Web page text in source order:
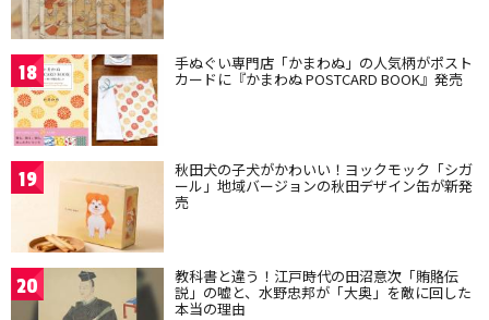
18 手ぬぐい専門店「かまわぬ」の人気柄がポスト
カードに『かまわぬ POSTCARD BOOK』発売
19 秋田犬の子犬がかわいい！ヨックモック「シガ
ール」地域バージョンの秋田デザイン缶が新発
売
20 教科書と違う！江戸時代の田沼意次「賄賂伝
説」の嘘と、水野忠邦が「大奥」を敵に回した
本当の理由